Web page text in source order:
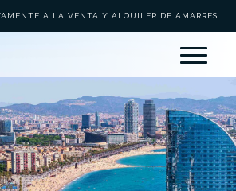
A LA VENTA Y ALQUILER DE AMARRES